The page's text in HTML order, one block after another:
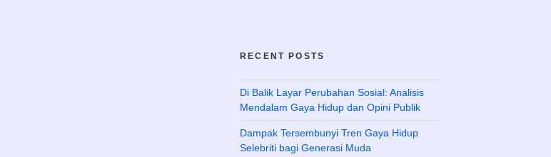
RECENT POSTS
Di Balik Layar Perubahan Sosial: Analisis
Mendalam Gaya Hidup dan Opini Publik
Dampak Tersembunyi Tren Gaya Hidup
Selebriti bagi Generasi Muda